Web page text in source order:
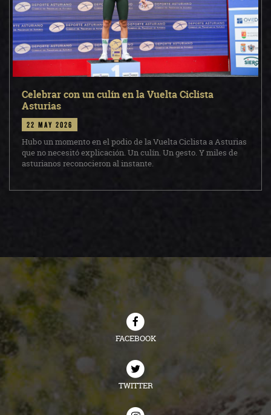
Celebrar con un culín en la Vuelta Ciclista
Asturias
22 may 2026
Hubo un momento en el podio de la Vuelta Ciclista a Asturias
que no necesitó explicación. Un culín. Un gesto. Y miles de
asturianos reconocieron al instante.
FACEBOOK
TWITTER